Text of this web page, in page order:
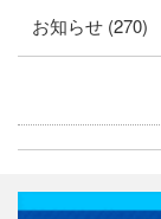
お知らせ (270)